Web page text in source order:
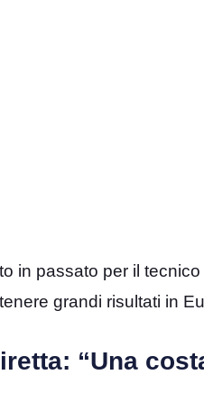
in passato per il
grandi risultati in
“Una